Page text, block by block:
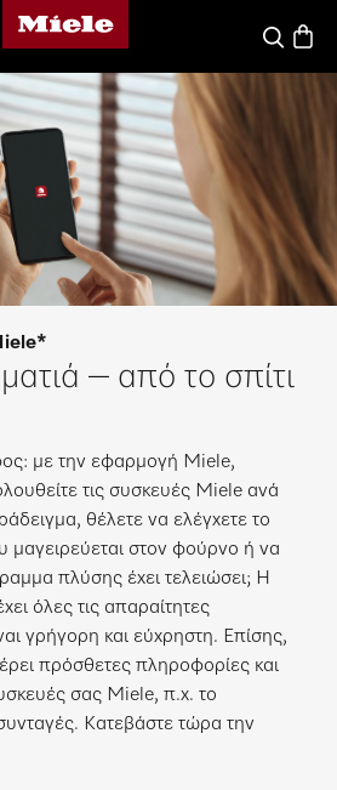
Αρχική σελίδα της Miele
– από το σπίτι
με την εφαρμογή Miele,
τις συσκευές Miele ανά
θέλετε να ελέγχετε το
στον φούρνο ή να
πλύσης έχει τελειώσει; Η
όλες τις απαραίτητες
γρήγορη και εύχρηστη. Επίσης,
πρόσθετες πληροφορίες και
σας Miele, π.χ. το
Κατεβάστε τώρα την